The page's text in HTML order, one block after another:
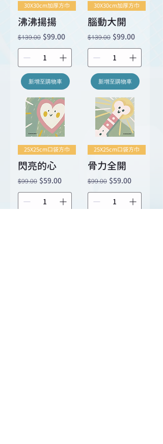
30X30cm加厚方巾
沸沸揚揚
一般價格
$139.00 促銷價格
$99.00
新增至購物車
30X30cm加厚方巾
腦動大開
一般價格
$139.00 促銷價格
$99.00
新增至購物車
25X25cm口袋方巾
閃亮的心
一般價格
$99.00 促銷價格
$59.00
25X25cm口袋方巾
骨力全開
一般價格
$99.00 促銷價格
$59.00